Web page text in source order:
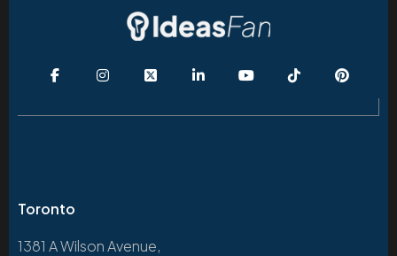
Toronto
1381 A Wilson Avenue,